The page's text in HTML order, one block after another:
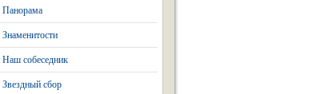
Панорама
Знаменитости
Наш собеседник
Звездный сбор